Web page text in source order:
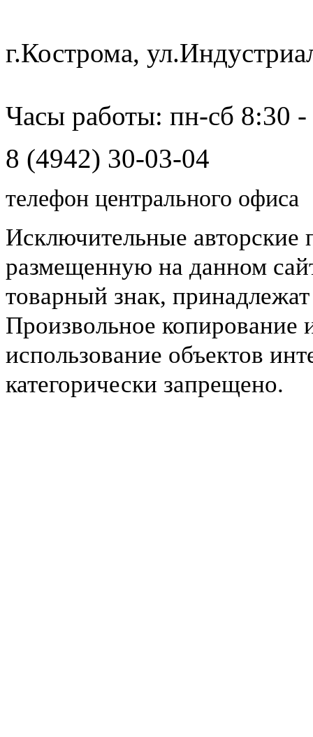
г.Кострома,
Часы работы: пн-сб 8:30
8 (4942) 30-03-04
телефон центрального офиса
Исключительные
размещенную на данном
товарный знак,
Произвольное копирование
использование объектов
категорически запрещено.